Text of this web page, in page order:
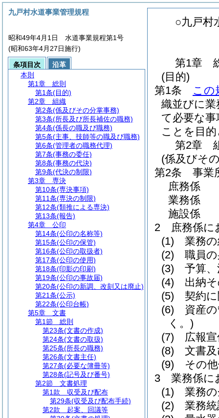
○九戸村
第1章
(目的)
第1条
この
織並びに
て必要な
ことを目
第2章
(係及びそ
第2条
事業
庶務係
業務係
施設係
2
庶務係
(1)
業務
(2)
職員
(3)
予算
(4)
出納
(5)
契約
(6)
資産
く。)
(7)
広報
(8)
文書
(9)
その
3
業務係に
(1)
業務
(2)
業務
九戸村水道事業管理規程
昭和49年4月1日 水道事業規程第1号
(昭和63年4月27日施行)
条項目次
沿革
本則
第1章
総則
第1条(目的)
第2章
組織
第2条(係及びその分掌事務)
第3条(所長及び所長補佐の職務)
第4条(係長の職及び職務)
第5条(主事、技師等の職及び職務)
第6条(管理者の職務代理)
第7条(事務の委任)
第8条(事務の代決)
第9条(代決の制限)
第3章
専決
第10条(専決事項)
第11条(専決の制限)
第12条(類推による専決)
第13条(報告)
第4章
公印
第14条(公印の名称等)
第15条(公印の保管)
第16条(公印の取扱者)
第17条(公印の使用)
第18条(印影の印刷)
第19条(公印の事故届)
第20条(公印の新調、改刻又は廃止)
第21条(公示)
第22条(公印台帳)
第5章
文書
第1節
総則
第23条(文書の作成)
第24条(文書の取扱)
第25条(所長の職務)
第26条(文書主任)
第27条(必要な簿冊等)
第28条(記号及び番号)
第2節
文書処理
第1款
収受及び配布
第29条(収受及び配布手続)
第2款
起案、回議等